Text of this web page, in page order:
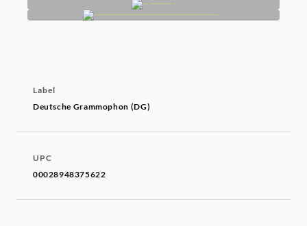
Label
Deutsche Grammophon (DG)
UPC
00028948375622